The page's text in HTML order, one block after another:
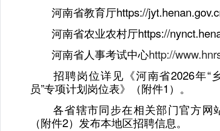
河南省教育厅https://
河南省农业农村厅https://
河南省人事考试中心http://
招聘岗位详见《河南省2026年“
员”专项计划岗位表》（附件1）。
各省辖市同步在相关部门官方网
（附件2）发布本地区招聘信息。